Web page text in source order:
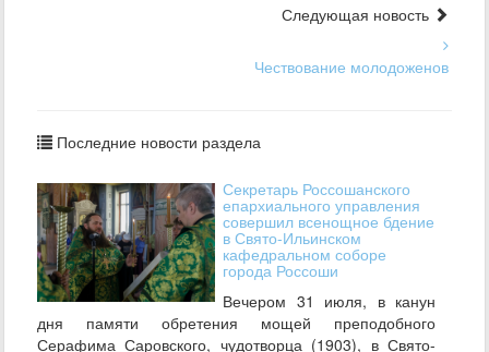
Следующая новость
Чествование молодоженов
Последние новости раздела
Секретарь Россошанского
епархиального управления
совершил всенощное бдение
в Свято-Ильинском
кафедральном соборе
города Россоши
Вечером 31 июля, в канун
дня памяти обретения мощей преподобного
Серафима Саровского, чудотворца (1903), в Свято-